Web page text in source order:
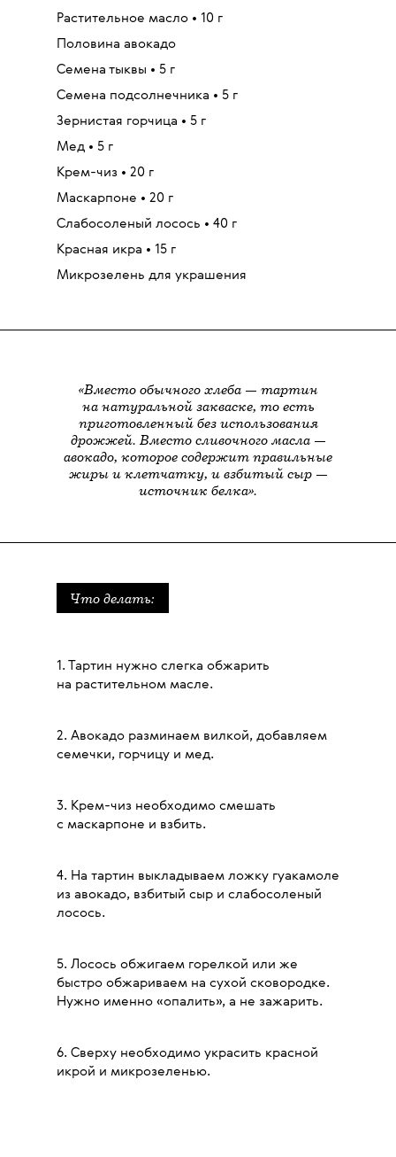
Растительное масло • 10 г
Половина авокадо
Семена тыквы • 5 г
Семена подсолнечника • 5 г
Зернистая горчица • 5 г
Мед • 5 г
Крем-чиз • 20 г
Маскарпоне • 20 г
Слабосоленый лосось • 40 г
Красная икра • 15 г
Микрозелень для украшения
«Вместо обычного хлеба — тартин
на натуральной закваске, то есть
приготовленный без использования
дрожжей. Вместо сливочного масла —
авокадо, которое содержит правильные
жиры и клетчатку, и взбитый сыр —
источник белка».
Что делать:
1. Тартин нужно слегка обжарить
на растительном масле.
2. Авокадо разминаем вилкой, добавляем
семечки, горчицу и мед.
3. Крем-чиз необходимо смешать
с маскарпоне и взбить.
4. На тартин выкладываем ложку гуакамоле
из авокадо, взбитый сыр и слабосоленый
лосось.
5. Лосось обжигаем горелкой или же
быстро обжариваем на сухой сковородке.
Нужно именно «опалить», а не зажарить.
6. Сверху необходимо украсить красной
икрой и микрозеленью.